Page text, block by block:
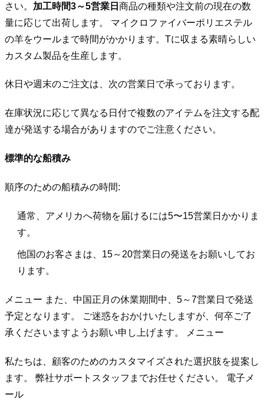
さい。 加工時間3～5営業日 商品の種類や注文前の現在の数
量に応じて出荷します。 マイクロファイバーポリエステル
の羊をウールまで時間がかかります。Tに収まる素晴らしい
カスタム製品を生産します。
休日や週末のご注文は、次の営業日で承っております。
在庫状況に応じて異なる日付で複数のアイテムを注文する配
達が発送する場合がありますのでご注意ください。
標準的な船積み
順序のための船積みの時間:
通常、アメリカへ荷物を届けるには5〜15営業日かかりま
す。
他国のお客さまは、15～20営業日の発送をお願いしてお
ります。
メニュー また、中国正月の休業期間中、5～7営業日で発送
予定となります。 ご迷惑をおかけいたしますが、何卒ご了
承くださいますようお願い申し上げます。 メニュー
私たちは、顧客のためのカスタマイズされた選択肢を提案し
ます。 弊社サポートスタッフまでお任せください。 電子メ
ール